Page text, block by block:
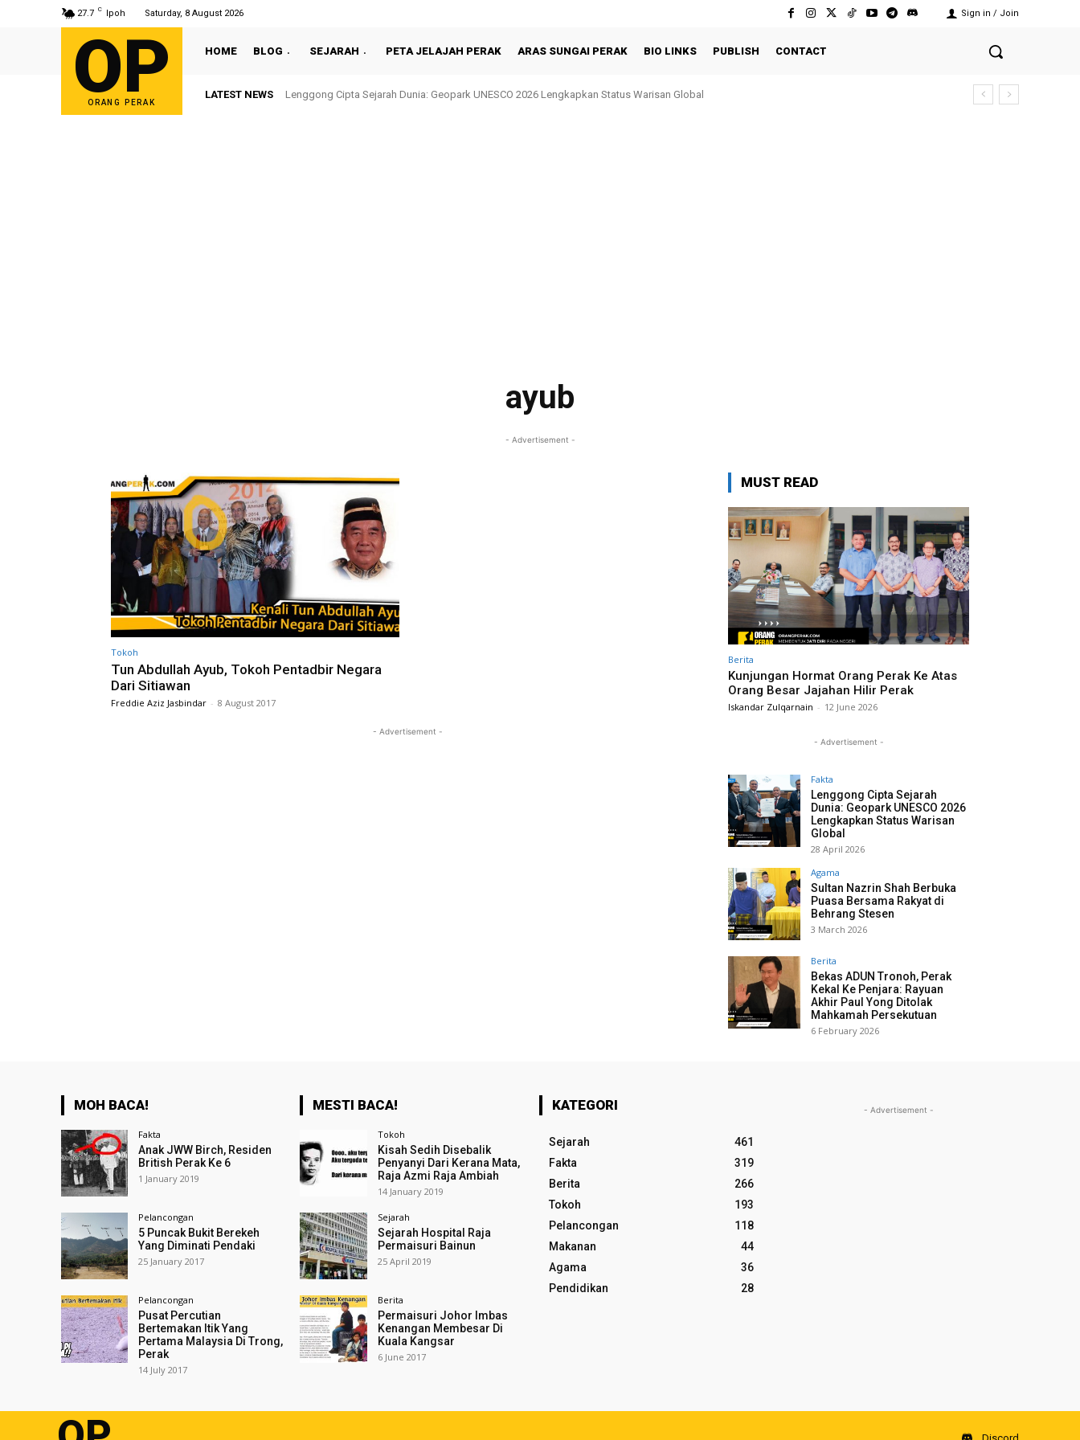
27.7 C Ipoh Saturday, 8 August 2026 Sign in / Join
OP
ORANG PERAK
HOME BLOG SEJARAH PETA JELAJAH PERAK ARAS SUNGAI PERAK BIO LINKS PUBLISH CONTACT
LATEST NEWS Lenggong Cipta Sejarah Dunia: Geopark UNESCO 2026 Lengkapkan Status Warisan Global
ayub
- Advertisement -
Tokoh
Tun Abdullah Ayub, Tokoh Pentadbir Negara
Dari Sitiawan
Freddie Aziz Jasbindar - 8 August 2017
- Advertisement -
MUST READ
Berita
Kunjungan Hormat Orang Perak Ke Atas
Orang Besar Jajahan Hilir Perak
Iskandar Zulqarnain - 12 June 2026
- Advertisement -
Fakta
Lenggong Cipta Sejarah
Dunia: Geopark UNESCO 2026
Lengkapkan Status Warisan
Global
28 April 2026
Agama
Sultan Nazrin Shah Berbuka
Puasa Bersama Rakyat di
Behrang Stesen
3 March 2026
Berita
Bekas ADUN Tronoh, Perak
Kekal Ke Penjara: Rayuan
Akhir Paul Yong Ditolak
Mahkamah Persekutuan
6 February 2026
MOH BACA!
Fakta
Anak JWW Birch, Residen
British Perak Ke 6
1 January 2019
Pelancongan
5 Puncak Bukit Berekeh
Yang Diminati Pendaki
25 January 2017
Pelancongan
Pusat Percutian
Bertemakan Itik Yang
Pertama Malaysia Di Trong,
Perak
14 July 2017
MESTI BACA!
Tokoh
Kisah Sedih Disebalik
Penyanyi Dari Kerana Mata,
Raja Azmi Raja Ambiah
14 January 2019
Sejarah
Sejarah Hospital Raja
Permaisuri Bainun
25 April 2019
Berita
Permaisuri Johor Imbas
Kenangan Membesar Di
Kuala Kangsar
6 June 2017
KATEGORI
Sejarah
461
Fakta
319
Berita
266
Tokoh
193
Pelancongan
118
Makanan
44
Agama
36
Pendidikan
28
- Advertisement -